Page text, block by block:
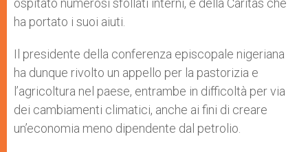
ospitato numerosi sfollati interni, e della Caritas che
ha portato i suoi aiuti.
Il presidente della conferenza episcopale nigeriana
ha dunque rivolto un appello per la pastorizia e
l’agricoltura nel paese, entrambe in difficoltà per via
dei cambiamenti climatici, anche ai fini di creare
un’economia meno dipendente dal petrolio.